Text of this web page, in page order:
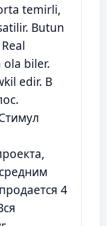
temirli,
Butun
biler.
edir. В
4